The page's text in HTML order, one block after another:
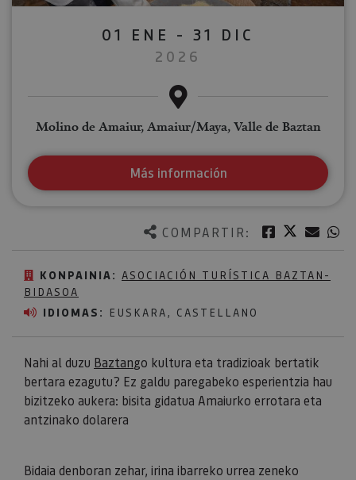
COMPARTIR: Facebook
Twitter
KONPAINIA: ASOCIACIÓN TURÍSTICA BAZTAN-
BIDASOA
IDIOMAS: EUSKARA, CASTELLANO
Nahi al duzu Baztango kultura eta tradizioak bertatik
bertara ezagutu? Ez galdu paregabeko esperientzia hau
bizitzeko aukera: bisita gidatua Amaiurko errotara eta
antzinako dolarera
Bidaia denboran zehar, irina ibarreko urrea zeneko
01 ENE - 31 DIC
2026
Molino de Amaiur, Amaiur/Maya, Valle de Baztan
Más información